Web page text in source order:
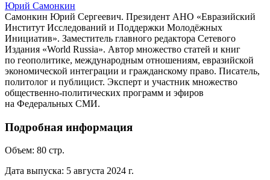
Юрий Самонкин
Самонкин Юрий Сергеевич. Президент АНО «Евразийский
Институт Исследований и Поддержки Молодёжных
Инициатив». Заместитель главного редактора Сетевого
Издания «World Russia». Автор множество статей и книг
по геополитике, международным отношениям, евразийской
экономической интеграции и гражданскому право. Писатель,
политолог и публицист. Эксперт и участник множество
общественно-политических программ и эфиров
на Федеральных СМИ.
Подробная информация
Объем: 80 стр.
Дата выпуска: 5 августа 2024 г.